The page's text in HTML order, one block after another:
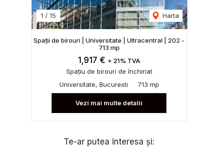
1 / 15 Harta
Spații de birouri | Universitate | Ultracentral | 202 -
713 mp
1,917 € + 21% TVA
Spațiu de birouri de închiriat
Universitate, Bucuresti
713 mp
Vezi mai multe detalii
Te-ar putea interesa și: